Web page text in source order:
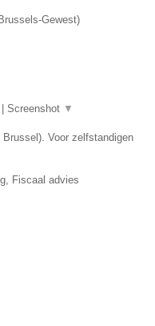
Gewest)
| Screenshot ▼
Voor zelfstandigen
Fiscaal advies